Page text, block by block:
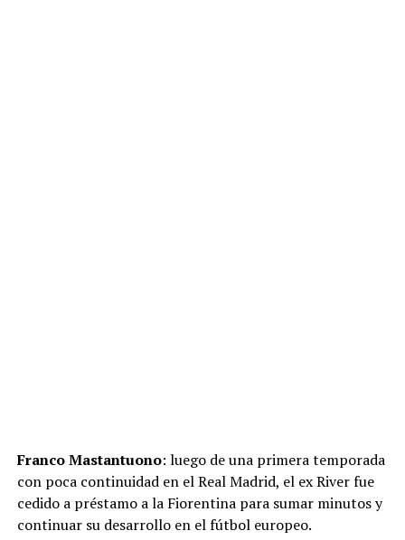
Franco Mastantuono: luego de una primera temporada
con poca continuidad en el Real Madrid, el ex River fue
cedido a préstamo a la Fiorentina para sumar minutos y
continuar su desarrollo en el fútbol europeo.